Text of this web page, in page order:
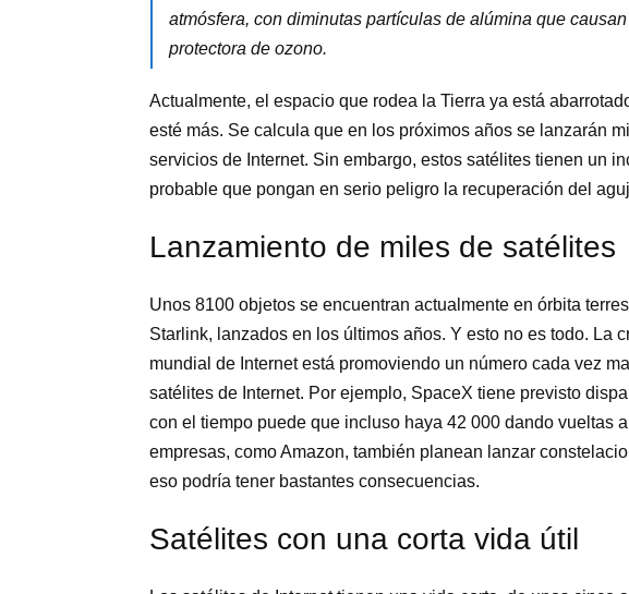
atmósfera, con diminutas partículas de alúmina que
protectora de ozono.
Actualmente, el espacio que rodea la Tierra ya está
esté más. Se calcula que en los próximos años se lanzarán
servicios de Internet. Sin embargo, estos satélites tienen un
probable que pongan en serio peligro la recuperación del
Lanzamiento de miles de satélites
Unos 8100 objetos se encuentran actualmente en órbita
Starlink, lanzados en los últimos años. Y esto no es todo. La
mundial de Internet está promoviendo un número cada vez
satélites de Internet. Por ejemplo, SpaceX tiene previsto
con el tiempo puede que incluso haya 42 000 dando vueltas
empresas, como Amazon, también planean lanzar
eso podría tener bastantes consecuencias.
Satélites con una corta vida útil